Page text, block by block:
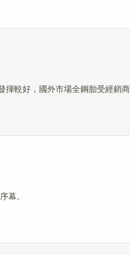
較好，國外市場全鋼胎受經銷
幕。